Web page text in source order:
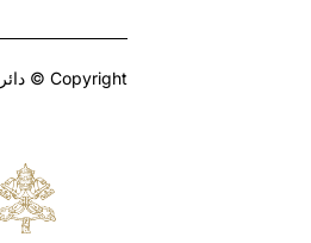
Copyright © دائرة الاتصالات